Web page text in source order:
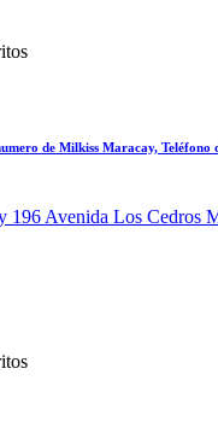
de Milkiss Maracay,
196 Avenida Los Cedros